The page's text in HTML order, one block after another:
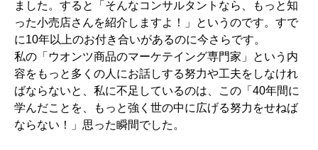
ました。すると「そんなコンサルタントなら、もっと知
った小売店さんを紹介しますよ！」というのです。すで
に10年以上のお付き合いがあるのに今さらです。
私の「ウオンツ商品のマーケテイング専門家」という内
容をもっと多くの人にお話しする努力や工夫をしなけれ
ばならないと、私に不足しているのは、この「40年間に
学んだことを、もっと強く世の中に広げる努力をせねば
ならない！」思った瞬間でした。